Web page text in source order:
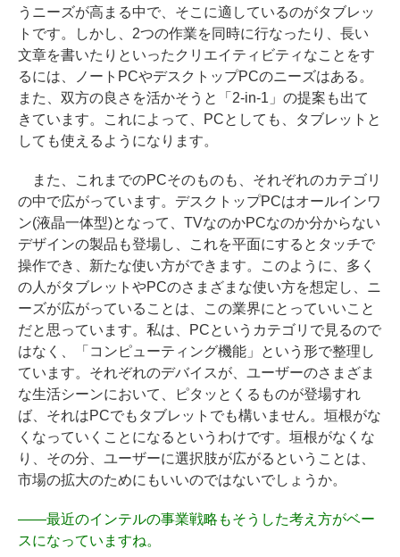
うニーズが高まる中で、そこに適しているのがタブレッ
トです。しかし、2つの作業を同時に行なったり、長い
文章を書いたりといったクリエイティビティなことをす
るには、ノートPCやデスクトップPCのニーズはある。
また、双方の良さを活かそうと「2-in-1」の提案も出て
きています。これによって、PCとしても、タブレットと
しても使えるようになります。
また、これまでのPCそのものも、それぞれのカテゴリ
の中で広がっています。デスクトップPCはオールインワ
ン(液晶一体型)となって、TVなのかPCなのか分からない
デザインの製品も登場し、これを平面にするとタッチで
操作でき、新たな使い方ができます。このように、多く
の人がタブレットやPCのさまざまな使い方を想定し、ニ
ーズが広がっていることは、この業界にとっていいこと
だと思っています。私は、PCというカテゴリで見るので
はなく、「コンピューティング機能」という形で整理し
ています。それぞれのデバイスが、ユーザーのさまざま
な生活シーンにおいて、ピタッとくるものが登場すれ
ば、それはPCでもタブレットでも構いません。垣根がな
くなっていくことになるというわけです。垣根がなくな
り、その分、ユーザーに選択肢が広がるということは、
市場の拡大のためにもいいのではないでしょうか。
――最近のインテルの事業戦略もそうした考え方がベー
スになっていますね。